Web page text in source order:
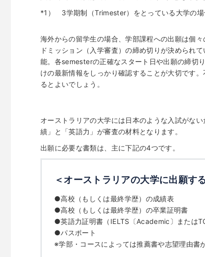
*1） 3学期制（Trimester）をとっている大学の場
海外からの留学生の場合、学部課程への出願は個
ドミッション（入学審査）の締め切りが決められ
能。各semesterの正確なスタート日や出願の締切
けの最新情報をしっかり確認することが大切です
るとよいでしょう。
オーストラリアの大学には日本のような入試がな
績」と「英語力」が審査の材料となります。
出願に必要な書類は、主に下記の4つです。
＜オーストラリアの大学に出願す
●高校（もしくは最終学歴）の成績表
●高校（もしくは最終学歴）の卒業証明書
●英語力証明書（IELTS〔Academic〕または
●パスポート
※学部・コースによっては推薦書や志望理由書